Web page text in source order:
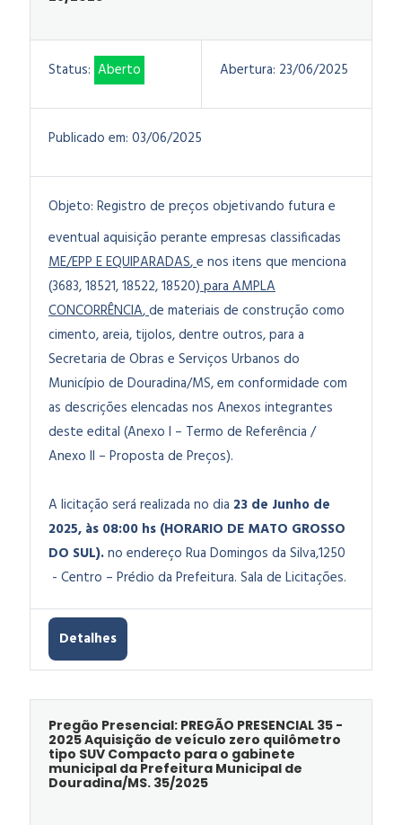
Status: Aberto Abertura: 23/06/2025
Publicado em: 03/06/2025
Objeto: Registro de preços objetivando futura e
eventual aquisição perante empresas classificadas
ME/EPP E EQUIPARADAS,e nos itens que menciona
(3683, 18521, 18522, 18520) para AMPLA
CONCORRÊNCIA,de materiais de construção como
cimento, areia, tijolos, dentre outros, para a
Secretaria de Obras e Serviços Urbanos do
Município de Douradina/MS, em conformidade com
as descrições elencadas nos Anexos integrantes
deste edital (Anexo I – Termo de Referência /
Anexo II – Proposta de Preços).
A licitação será realizada no dia 23 de Junho de
2025, às 08:00 hs (HORARIO DE MATO GROSSO
DO SUL).no endereço Rua Domingos da Silva,1250
- Centro – Prédio da Prefeitura. Sala de Licitações.
Detalhes
Pregão Presencial: PREGÃO PRESENCIAL 35 -
2025 Aquisição de veículo zero quilômetro
tipo SUV Compacto para o gabinete
municipal da Prefeitura Municipal de
Douradina/MS. 35/2025